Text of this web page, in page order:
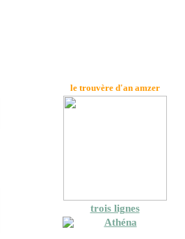
le trouvère d'an amzer
trois lignes